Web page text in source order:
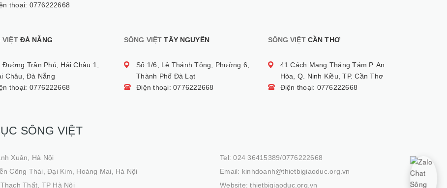
thoại: 0776222668
VIỆTĐÀ NẴNG
Đường Trần Phú, Hải Châu 1,
Châu, Đà Nẵng
thoại: 0776222668
SÔNG VIỆT TÂY NGUYÊN
Số 1/6, Lê Thánh Tông, Phường 6,
Thành Phố Đà Lạt
Điện thoại: 0776222668
SÔNG VIỆTCẦN THƠ
41 Cách Mạng Tháng Tám P. An
Hòa, Q. Ninh Kiều, TP. Cần Thơ
Điện thoại: 0776222668
SÔNG VIỆT
Xuân, Hà Nội
Công Thái, Đại Kim, Hoàng Mai, Hà Nội
Thất, TP Hà Nội
Tel: 024 36415389/0776222668
Email: kinhdoanh@thietbigiaoduc.org.vn
Website: thietbigiaoduc.org.vn